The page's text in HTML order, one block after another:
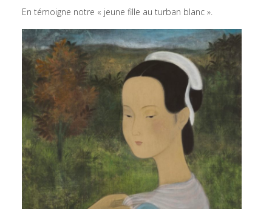
En témoigne notre « jeune fille au turban blanc ».